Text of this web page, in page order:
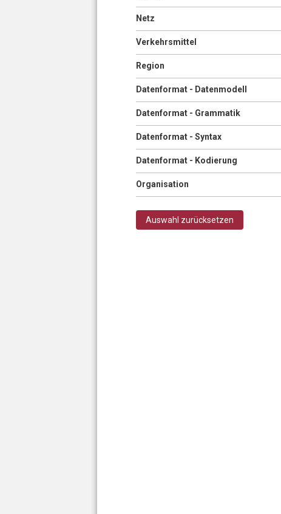
Anzeigen
Netz
Anzeigen
Verkehrsmittel
Anzeigen
Region
Anzeigen
Datenformat - Datenmodell
Anzeigen
Datenformat - Grammatik
Anzeigen
Datenformat - Syntax
Anzeigen
Datenformat - Kodierung
Anzeigen
Organisation